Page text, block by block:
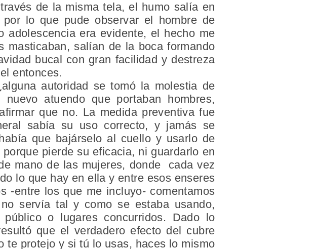
de la misma tela, el humo salía en
lo que pude observar el hombre de
era evidente, el hecho me
masticaban, salían de la boca formando
bucal con gran facilidad y destreza
entonces.
autoridad se tomó la molestia de
atuendo que portaban hombres,
que no. La medida preventiva fue
sabía su uso correcto, y jamás se
que bajárselo al cuello y usarlo de
pierde su eficacia, ni guardarlo en
mano de las mujeres, donde cada vez
lo que hay en ella y entre esos enseres
-entre los que me incluyo- comentamos
servía tal y como se estaba usando,
o lugares concurridos. Dado lo
que el verdadero efecto del cubre
protejo y si tú lo usas, haces lo mismo